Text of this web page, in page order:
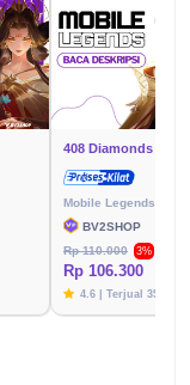
408 Diamonds
Mobile Legends
BV2SHOP
Rp 110.000
3%
Rp 106.300
4.6 | Terjual 3576